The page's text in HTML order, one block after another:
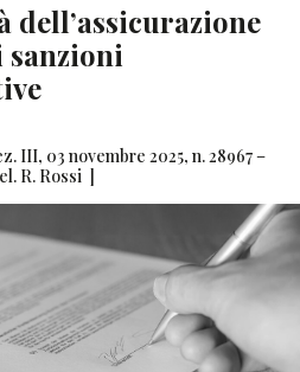
dell’assicurazione
III, 03 novembre 2025, n. 28967 –
R. Rossi ]